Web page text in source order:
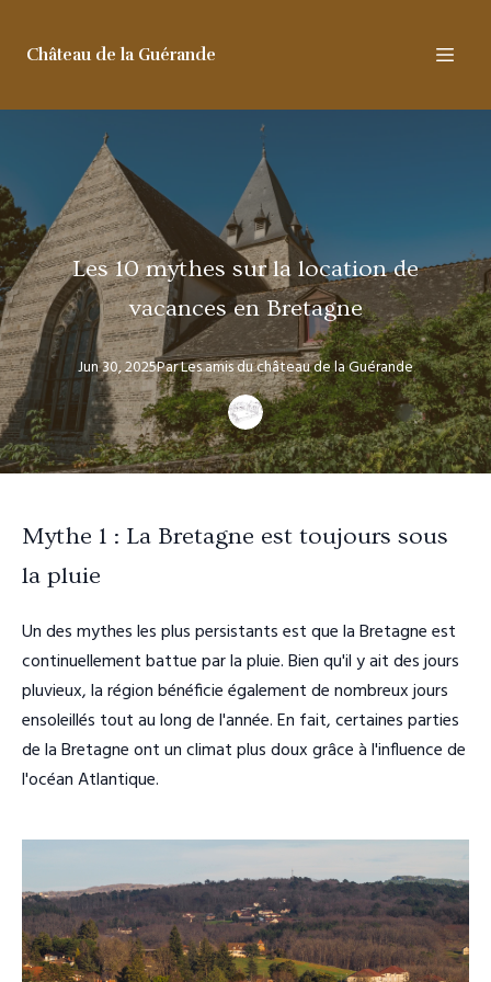
Château de la Guérande
Les 10 mythes sur la location de
vacances en Bretagne
Jun 30, 2025ParLes amisdu château de la Guérande
Mythe 1 : La Bretagne est toujours sous
la pluie
Un des mythes les plus persistants est que la Bretagne est
continuellement battue par la pluie. Bien qu'il y ait des jours
pluvieux, la région bénéficie également de nombreux jours
ensoleillés tout au long de l'année. En fait, certaines parties
de la Bretagne ont un climat plus doux grâce à l'influence de
l'océan Atlantique.